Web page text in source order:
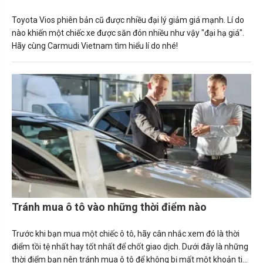
Toyota Vios phiên bản cũ được nhiều đại lý giảm giá mạnh. Lí do
nào khiến một chiếc xe được săn đón nhiều như vậy "đại hạ giá".
Hãy cùng Carmudi Vietnam tìm hiểu lí do nhé!
Tránh mua ô tô vào những thời điểm nào
Trước khi bạn mua một chiếc ô tô, hãy cân nhắc xem đó là thời
điểm tồi tệ nhất hay tốt nhất để chốt giao dịch. Dưới đây là những
thời điểm bạn nên tránh mua ô tô để không bị mất một khoản tiền